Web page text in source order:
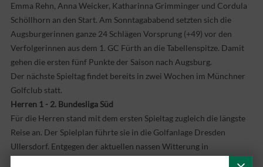
Emma Rehn, Anna Weicker, Katharinna Grimminger und Cordula
Schöllhorn an den Start. Am Sonntagababend setzten sich die
Augsburgerinnen ganze 24 Schlägen Vorsprung (+49) vor den
Verfolgerinnen aus dem 1. GC Fürth an die Tabellenspitze. Damit
gehen die ersten fünf Punkte der Saison nach Augsburg.
Der nächste Spieltag findet bereits in zwei Wochen im Münchner
Golfclub statt.
Herren 1 - 2. Bundesliga Süd
Für die Herren stand mit dem ersten Spieltag zugleich die längste
Reise an. Der Spielplan führte sie in die Golfanlage Dresden
Ullersdorf. Entgegen der aktuellen nassen Witterung in